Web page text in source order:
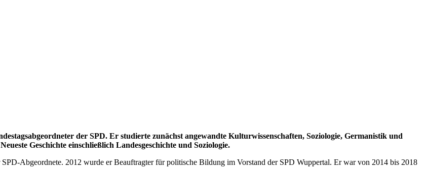
der SPD. Er studierte zunächst angewandte Kulturwissenschaften, Soziologie, Germanistik und
Geschichte einschließlich Landesgeschichte und Soziologie.
Abgeordnete. 2012 wurde er Beauftragter für politische Bildung im Vorstand der SPD Wuppertal. Er war von 2014 bis 2018